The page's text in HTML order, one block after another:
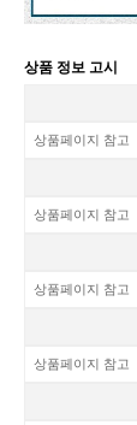
상품 정보 고시
상품페이지 참고
상품페이지 참고
상품페이지 참고
상품페이지 참고